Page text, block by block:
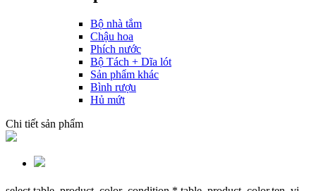
Bộ nhà tắm
Chậu hoa
Phích nước
Bộ Tách + Dĩa lót
Sản phẩm khác
Bình rượu
Hủ mứt
Chi tiết sản phẩm